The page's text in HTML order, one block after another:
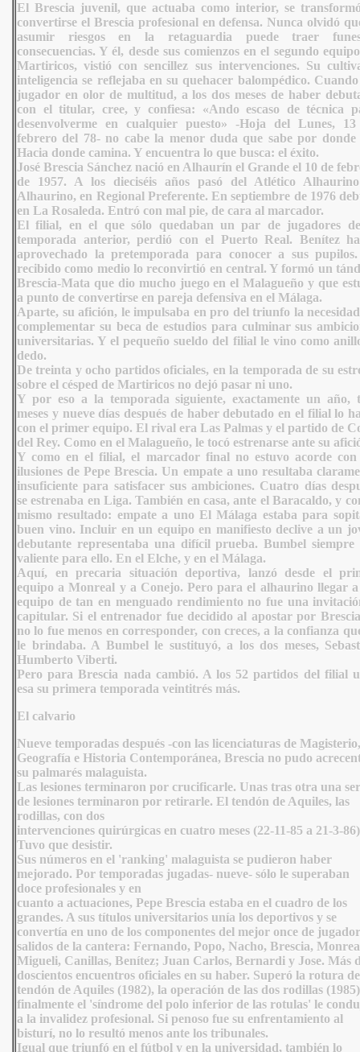
El Brescia juvenil, que actuaba como interior, se
convertirse el Brescia profesional en defensa.Nunca olvidó
asumir riesgos en la retaguardia puede traer
consecuencias. Y él, desde sus comienzos en el segundo
Martiricos, vistió con sencillez sus intervenciones. Su
inteligencia se reflejaba en su quehacer balompédico.
jugador en olor de multitud, a los dos meses de haber
con el titular, cree, y confiesa: «Ando escaso de técnica
desenvolverme en cualquier puesto» -Hoja del Lunes,
febrero del 78- no cabe la menor duda que sabe por donde
Hacia donde camina. Y encuentra lo que busca: el éxito.
José Brescia Sánchez nació en Alhaurín el Grande el 10 de
de 1957. A los dieciséis años pasó del Atlético
Alhaurino, en Regional Preferente. En septiembre de 1976
en La Rosaleda. Entró con mal pie, de cara al marcador.
El filial, en el que sólo quedaban un par de jugadores
temporada anterior, perdió con el Puerto Real. Benítez
aprovechado la pretemporada para conocer a sus
recibido como medio lo reconvirtió en central. Y formó un
Brescia-Mata que dio mucho juego en el Malagueño y que
a punto de convertirse en pareja defensiva en el Málaga.
Aparte, su afición, le impulsaba en pro del triunfo la
complementar su beca de estudios para culminar sus
universitarias. Y el pequeño sueldo del filial le vino como
dedo.
De treinta y ocho partidos oficiales, en la temporada de su
sobre el césped de Martiricos no dejó pasar ni uno.
Y por eso a la temporada siguiente, exactamente un año,
meses y nueve días después de haber debutado en el filial lo
con el primer equipo. El rival era Las Palmas y el partido de
del Rey. Como en el Malagueño, le tocó estrenarse ante su
Y como en el filial, el marcador final no estuvo acorde con
ilusiones de Pepe Brescia. Un empate a uno resultaba
insuficiente para satisfacer sus ambiciones. Cuatro días
se estrenaba en Liga. También en casa, ante el Baracaldo, y
mismo resultado: empate a uno El Málaga estaba para
buen vino. Incluir en un equipo en manifiesto declive a un
debutante representaba una difícil prueba. Bumbel siempre
valiente para ello. En el Elche, y en el Málaga.
Aquí, en precaria situación deportiva, lanzó desde el
equipo a Monreal y a Conejo. Pero para el alhaurino llegar
equipo de tan en menguado rendimiento no fue una
capitular. Si el entrenador fue decidido al apostar por
no lo fue menos en corresponder, con creces, a la confianza
le brindaba. A Bumbel le sustituyó, a los dos meses,
Humberto Viberti.
Pero para Brescia nada cambió. A los 52 partidos del filial
esa su primera temporada veintitrés más.
El calvario
Nueve temporadas después -con las licenciaturas de Magisterio,
Geografía e Historia Contemporánea, Brescia no pudo
su palmarés malaguista.
Las lesiones terminaron por crucificarle. Unas tras otra una
de lesiones terminaron por retirarle. El tendón de Aquiles, las
rodillas, con dos
intervenciones quirúrgicas en cuatro meses (22-11-85 a 21-3-
Tuvo que desistir.
Sus números en el 'ranking' malaguista se pudieron haber
mejorado. Por temporadas jugadas- nueve- sólo le superaban
doce profesionales y en
cuanto a actuaciones, Pepe Brescia estaba en el cuadro de los
grandes. A sus títulos universitarios unía los deportivos y se
convertía en uno de los componentes del mejor once de
salidos de la cantera: Fernando, Popo, Nacho, Brescia,
Migueli, Canillas, Benítez; Juan Carlos, Bernardi y Jose. Más
doscientos encuentros oficiales en su haber. Superó la rotura
tendón de Aquiles (1982), la operación de las dos rodillas
finalmente el 'síndrome del polo inferior de las rotulas' le
a la invalidez profesional. Si penoso fue su enfrentamiento al
bisturí, no lo resultó menos ante los tribunales.
Igual que triunfó en el fútbol y en la universidad, también lo